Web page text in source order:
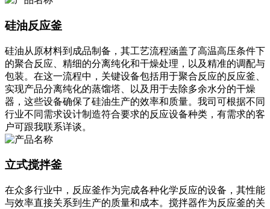
硅油反应釜
‍‌​​‌‌​‌​‍‌​​​‌‌​​‍‌​​​‌​‌​‍‌​​‌​​‌​‍‌​‌‌​‌‌‌‍‌‌​​‌‌‌​‍‌​​‌​‌‌​‍‌​​‌‌‌​‌‍‌​‌‌​‌​‌‍‌​​‌‌‌‌​‍‌​​​‌​‌​‍‌​‌​‌​‌​‍‌​‌‌‌​‌​‍‌‌​​‌​‌​‍‌​‌​‌‌​​‍‌​​‌​‌‌​‍‌​​​‌​‌‌‍‌​​‌​​​‌‍‌​​​‌​‌​硅油从原材料到成品制备，其工艺流程涵盖了高温高压条件下
的聚合反应、精细的分离纯化和干燥处理，以及精准的调配与
包装。在这一流程中，关键设备包括用于聚合反应的反应釜、
实现产品分离纯化的蒸馏塔、以及用于去除多余水分的干燥
器，这些设备确保了硅油生产的效率和质量。我司可根据不同
行业不同需求设计制造符合要求的反应设备种类，有需求的客
户可跟我联系详谈。
立式搅拌釜
在众多行业中，反应釜作为完成各种化学反应的设备，其性能
与效率直接关系到生产的质量和成本。搅拌器作为反应釜的关